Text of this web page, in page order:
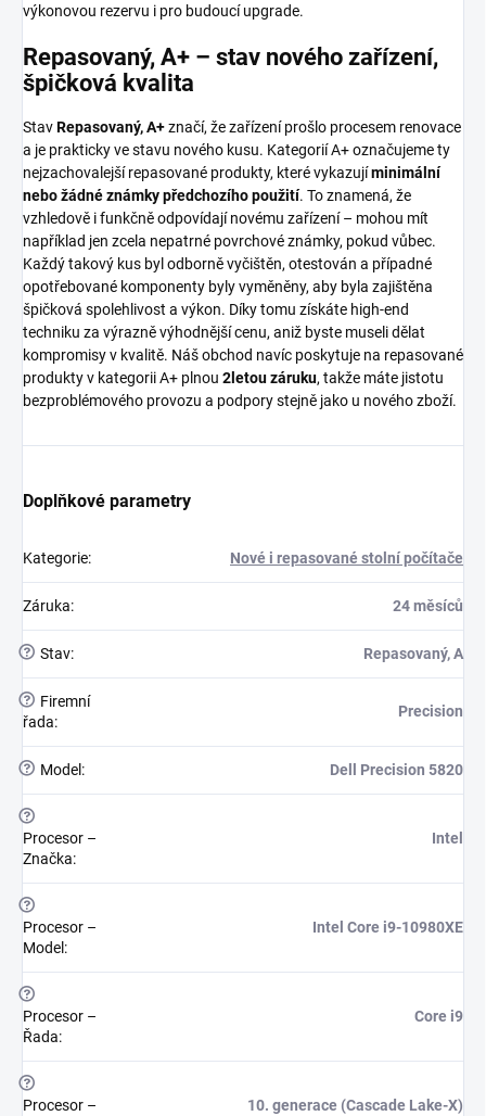
výkonovou rezervu i pro budoucí upgrade.
Repasovaný, A+ – stav nového zařízení,
špičková kvalita
StavRepasovaný, A+značí, že zařízení prošlo procesem renovace
a je prakticky ve stavu nového kusu. Kategorií A+ označujeme ty
nejzachovalejší repasované produkty, které vykazujíminimální
nebo žádné známky předchozího použití. To znamená, že
vzhledově i funkčně odpovídají novému zařízení – mohou mít
například jen zcela nepatrné povrchové známky, pokud vůbec.
Každý takový kus byl odborně vyčištěn, otestován a případné
opotřebované komponenty byly vyměněny, aby byla zajištěna
špičková spolehlivost a výkon. Díky tomu získáte high-end
techniku za výrazně výhodnější cenu, aniž byste museli dělat
kompromisy v kvalitě. Náš obchod navíc poskytuje na repasované
produkty v kategorii A+ plnou 2letou záruku, takže máte jistotu
bezproblémového provozu a podpory stejně jako u nového zboží.
Doplňkové parametry
Kategorie: Nové i repasované stolní počítače
Záruka: 24 měsíců
? Stav: Repasovaný, A
?
Firemní
řada:
Precision
? Model : Dell Precision 5820
?
Procesor –
Značka:
Intel
?
Procesor –
Model :
Intel Core i9-10980XE
?
Procesor –
Řada:
Core i9
?
Procesor –
10. generace (Cascade Lake-X)